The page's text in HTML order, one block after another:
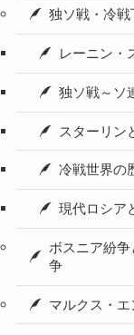
独ソ戦・冷戦
レーニン・
独ソ戦～ソ
スターリン
冷戦世界の
現代ロシア
ボスニア紛
争
マルクス・